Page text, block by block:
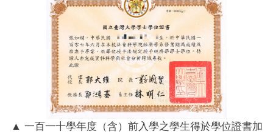
▲ 一百一十學年度（含）前入學之學生得於學位證書加